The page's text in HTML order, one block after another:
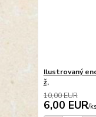
Ilustrovaný
ž,
10,00 EUR
6,00 EUR/ks